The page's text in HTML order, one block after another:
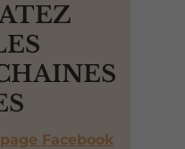
page Facebook